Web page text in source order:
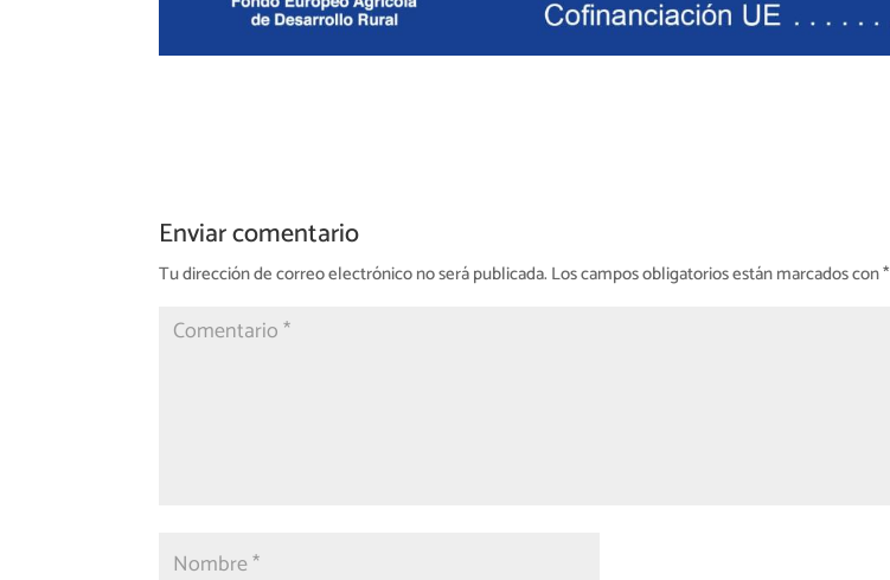
Enviar comentario
Tu dirección de correo electrónico no será publicada. Los campos obligatorios están marcados con*